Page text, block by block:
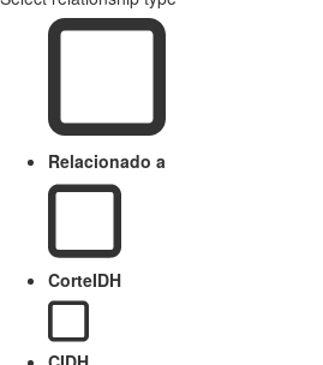
Relacionado a
CorteIDH